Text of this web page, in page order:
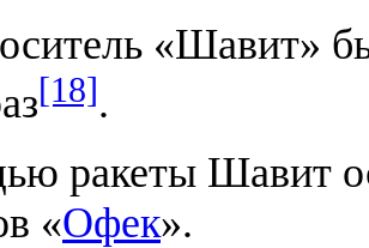
«Шавит»
[18].
ракеты Шавит
«Офек».